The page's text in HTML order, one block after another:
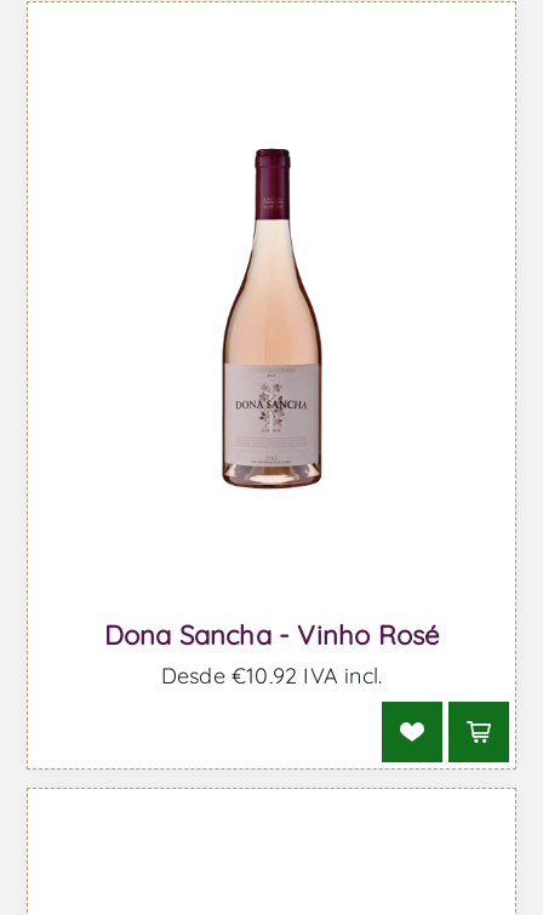
Dona Sancha - Vinho Rosé
Desde €10,92 IVA incl.